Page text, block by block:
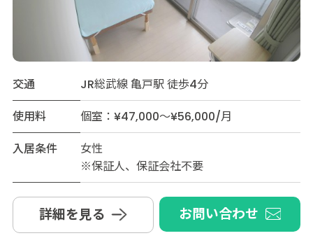
交通
JR総武線 亀戸駅 徒歩4分
使用料
個室：¥47,000～¥56,000/月
入居条件
女性
※保証人、保証会社不要
詳細を見る お問い合わせ